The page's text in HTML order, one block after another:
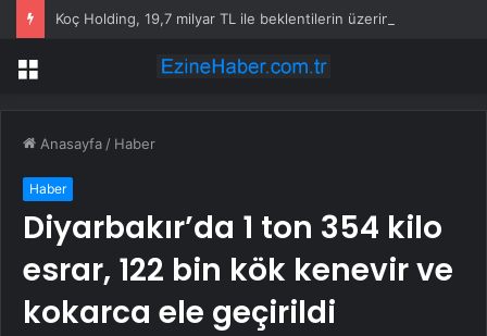
Menü
Anasayfa / Haber
Haber
Diyarbakır’da 1 ton 354 kilo
esrar, 122 bin kök kenevir ve
kokarca ele geçirildi